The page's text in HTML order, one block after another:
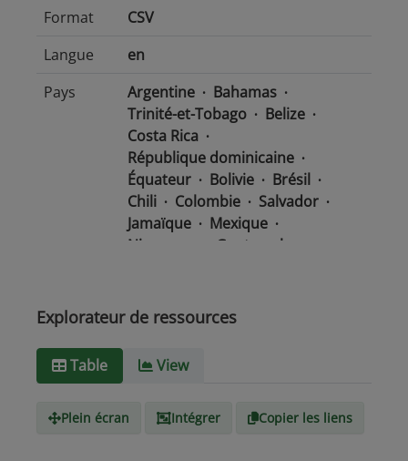
Format
CSV
Langue
en
Pays
Argentine
Bahamas
Trinité-et-Tobago
Belize
Costa Rica
République dominicaine
Équateur
Bolivie
Brésil
Chili
Colombie
Salvador
Jamaïque
Mexique
Nicaragua
Guatemala
Venezuela
Barbade
Type de
text/csv
Explorateur de ressources
Table View
Plein écran Intégrer Copier les liens